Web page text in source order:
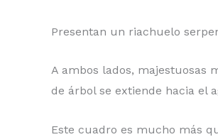
Presentan un riachuelo
A ambos lados, majestuosas
de árbol se extiende hacia el
Este cuadro es mucho más